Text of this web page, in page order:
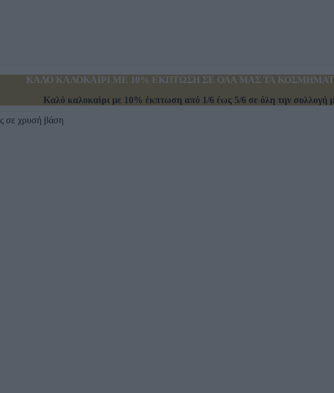
ΚΑΛΟ ΚΑΛΟΚΑΙΡΙ ΜΕ 10% ΕΚΠΤΩΣΗ ΣΕ ΟΛΑ ΜΑΣ ΤΑ
Καλό καλοκαίρι με 10% έκπτωση από 1/6 έως 5/6 σε όλη την συλλογή
σε χρυσή βάση